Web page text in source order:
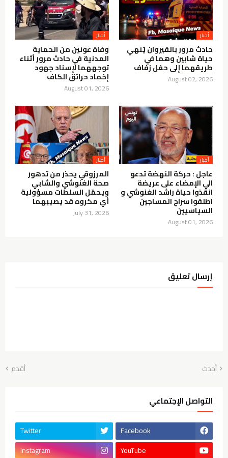
أخبار
حادث مرور بالقيروان يُنهي
حياة شابين وهما في
طريقهما إلى حفل زفاف
August 02, 2026
أخبار
وفاة عونين من الحماية
المدنية في حادث مرور أثناء
توجههما لإسناد جهود
إخماد حرائق الكاف
August 01, 2026
أخبار
عاجل : حركة النهضة تدعو
الي الإمضاء على عريضة
انقذوا حياة راشد الغنوشي و
اطلقوا سراح المساجين
السياسيين
August 01, 2026
أخبار
المرزوقي يحذر من تدهور
صحة الغنوشي والشابي
ويحمّل السلطات مسؤولية
أي مكروه قد يصيبهما
July 31, 2026
إرسال تعليق
أحدث أقدم
التواصل الإجتماعي
Facebook
Twitter
YouTube
Instagram